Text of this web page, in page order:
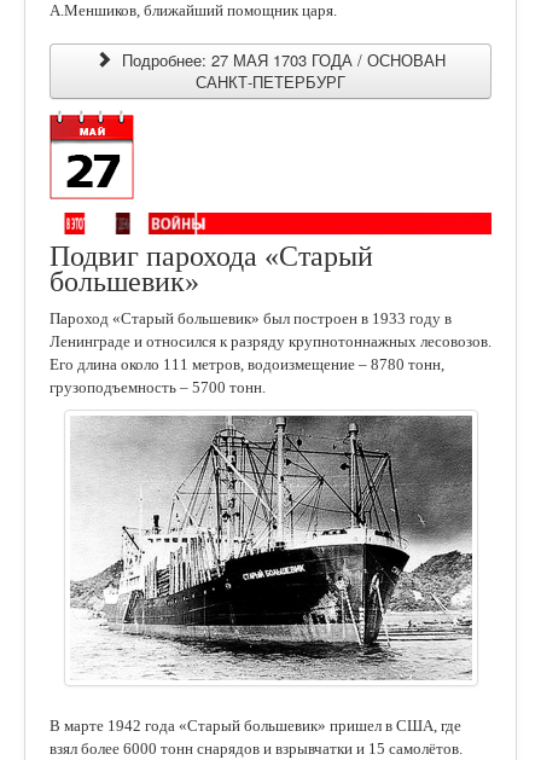
А.Меншиков, ближайший помощник царя.
Подробнее: 27 МАЯ 1703 ГОДА / ОСНОВАН
САНКТ-ПЕТЕРБУРГ
Подвиг парохода «Старый
большевик»
Пароход «Старый большевик» был построен в 1933 году в
Ленинграде и относился к разряду крупнотоннажных лесовозов.
Его длина около 111 метров, водоизмещение – 8780 тонн,
грузоподъемность – 5700 тонн.
В марте 1942 года «Старый большевик» пришел в США, где
взял более 6000 тонн снарядов и взрывчатки и 15 самолётов.